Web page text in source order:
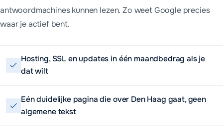
antwoordmachines kunnen lezen. Zo weet Google precies
waar je actief bent.
Hosting, SSL en updates in één maandbedrag als je
dat wilt
Eén duidelijke pagina die over Den Haag gaat, geen
algemene tekst